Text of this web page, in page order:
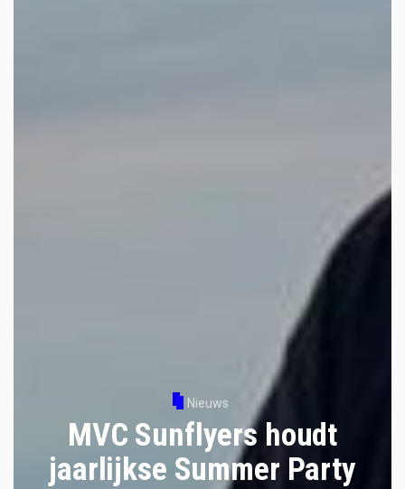
Nieuws
MVC Sunflyers houdt
jaarlijkse Summer Party